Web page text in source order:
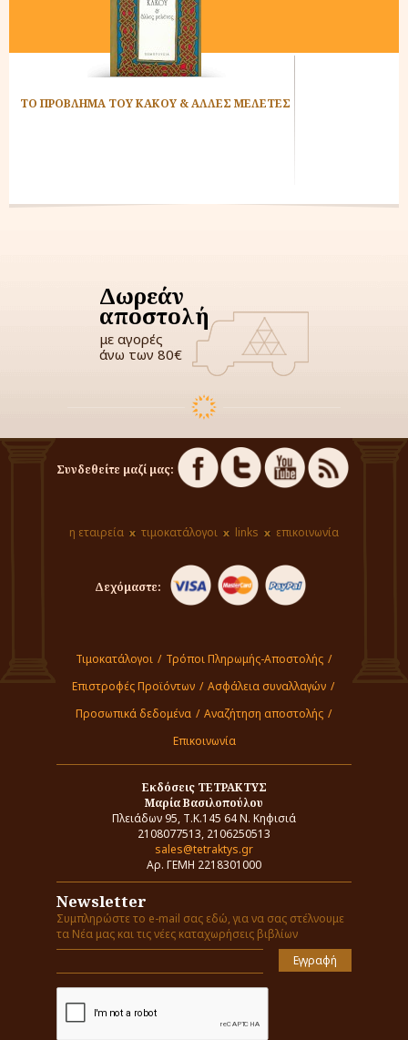
ΤΟ ΠΡΟΒΛΗΜΑ ΤΟΥ ΚΑΚΟΥ & ΑΛΛΕΣ ΜΕΛΕΤΕΣ
Δωρεάν
αποστολή
με αγορές
άνω των 80€
Συνδεθείτε μαζί μας:
η εταιρεία τιμοκατάλογοι links επικοινωνία
Δεχόμαστε:
Τιμοκατάλογοι / Τρόποι Πληρωμής-Αποστολής /
Επιστροφές Προϊόντων / Ασφάλεια συναλλαγών /
Προσωπικά δεδομένα / Αναζήτηση αποστολής /
Επικοινωνία
Εκδόσεις ΤΕΤΡΑΚΤΥΣ
Μαρία Βασιλοπούλου
Πλειάδων 95, Τ.Κ.145 64 Ν. Κηφισιά
2108077513, 2106250513
sales@tetraktys.gr
Αρ. ΓΕΜΗ 2218301000
Newsletter
Συμπληρώστε το e-mail σας εδώ, για να σας στέλνουμε
τα Νέα μας και τις νέες καταχωρήσεις βιβλίων